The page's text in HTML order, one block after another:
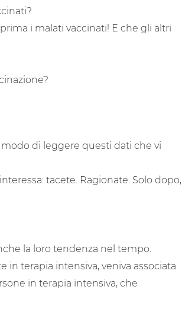
i malati vaccinati! E che gli altri
di leggere questi dati che vi
tacete. Ragionate. Solo dopo,
la loro tendenza nel tempo.
in terapia intensiva, veniva associata
in terapia intensiva, che